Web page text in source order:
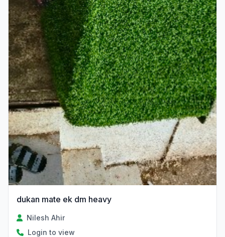
dukan mate ek dm heavy
Nilesh Ahir
Login to view